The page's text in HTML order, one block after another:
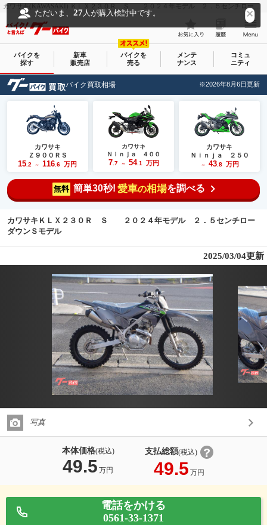
カワサキ(KAWASAKI) ＫＬＸ２３０Ｒ Ｓ ２０２４年モデル ２．５センチローダウンＳモデル｜ＡＤＶＥＮＴＵＲＥ｜新車・中古バイクなら【グーバイク(GooBike)】
ただいま、27 人が購入検討中です。
バイクを
探す
新車
販売店
バイクを
売る
メンテ
ナンス
コミュ
ニティ
バイク買取相場 ※2026年8月6日更新
カワサキ
Ｚ９００ＲＳ
15 .2 ～ 116 .6 万円
カワサキ
Ｎｉｎｊａ ４００
7.7 ～ 54.1 万円
カワサキ
Ｎｉｎｊａ ２５０
～ 43.8 万円
無料 簡単30秒! 愛車の相場を調べる
カワサキＫＬＸ２３０Ｒ Ｓ ２０２４年モデル ２．５センチロー
ダウンＳモデル
2025/03/04更新
写真
本体価格(税込)
49.5 万円
支払総額(税込)
49.5 万円
電話をかける
0561-33-1371